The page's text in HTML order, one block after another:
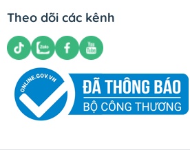
Chính sách vận chuyển
Chính sách bảo mật
Theo dõi các kênh